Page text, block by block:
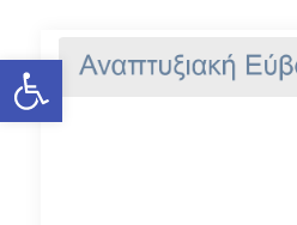
Ανοίξτε τη γραμμή εργαλείων